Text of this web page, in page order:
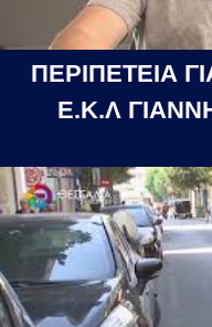
ΠΕΡΙΠΕΤΕΙΑ
Ε.Κ.Λ